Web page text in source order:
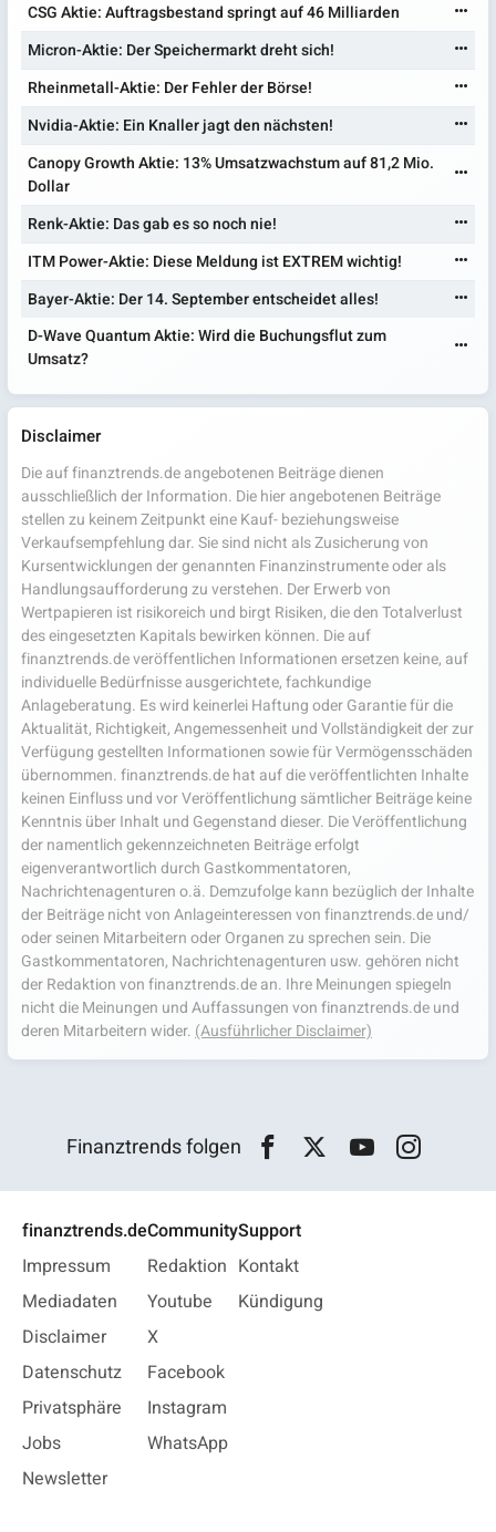
CSG Aktie: Auftragsbestand springt auf 46 Milliarden
Micron-Aktie: Der Speichermarkt dreht sich!
Rheinmetall-Aktie: Der Fehler der Börse!
Nvidia-Aktie: Ein Knaller jagt den nächsten!
Canopy Growth Aktie: 13% Umsatzwachstum auf 81,2 Mio.
Dollar
Renk-Aktie: Das gab es so noch nie!
ITM Power-Aktie: Diese Meldung ist EXTREM wichtig!
Bayer-Aktie: Der 14. September entscheidet alles!
D-Wave Quantum Aktie: Wird die Buchungsflut zum
Umsatz?
Disclaimer
Die auf finanztrends.de angebotenen Beiträge dienen
ausschließlich der Information. Die hier angebotenen Beiträge
stellen zu keinem Zeitpunkt eine Kauf- beziehungsweise
Verkaufsempfehlung dar. Sie sind nicht als Zusicherung von
Kursentwicklungen der genannten Finanzinstrumente oder als
Handlungsaufforderung zu verstehen. Der Erwerb von
Wertpapieren ist risikoreich und birgt Risiken, die den Totalverlust
des eingesetzten Kapitals bewirken können. Die auf
finanztrends.de veröffentlichen Informationen ersetzen keine, auf
individuelle Bedürfnisse ausgerichtete, fachkundige
Anlageberatung. Es wird keinerlei Haftung oder Garantie für die
Aktualität, Richtigkeit, Angemessenheit und Vollständigkeit der zur
Verfügung gestellten Informationen sowie für Vermögensschäden
übernommen. finanztrends.de hat auf die veröffentlichten Inhalte
keinen Einfluss und vor Veröffentlichung sämtlicher Beiträge keine
Kenntnis über Inhalt und Gegenstand dieser. Die Veröffentlichung
der namentlich gekennzeichneten Beiträge erfolgt
eigenverantwortlich durch Gastkommentatoren,
Nachrichtenagenturen o.ä. Demzufolge kann bezüglich der Inhalte
der Beiträge nicht von Anlageinteressen von finanztrends.de und/
oder seinen Mitarbeitern oder Organen zu sprechen sein. Die
Gastkommentatoren, Nachrichtenagenturen usw. gehören nicht
der Redaktion von finanztrends.de an. Ihre Meinungen spiegeln
nicht die Meinungen und Auffassungen von finanztrends.de und
deren Mitarbeitern wider. (Ausführlicher Disclaimer)
Finanztrends folgen
finanztrends.de
Impressum
Mediadaten
Disclaimer
Datenschutz
Privatsphäre
Jobs
Newsletter
Community
Redaktion
Youtube
X
Facebook
Instagram
WhatsApp
Support
Kontakt
Kündigung